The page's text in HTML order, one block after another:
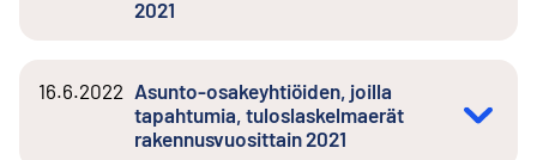
2021
16.6.2022 Asunto-osakeyhtiöiden, joilla
tapahtumia, tuloslaskelmaerät
rakennusvuosittain 2021